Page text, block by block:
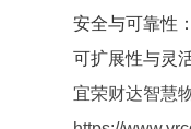
安全与可靠性
可扩展性与灵
宜荣财达智慧